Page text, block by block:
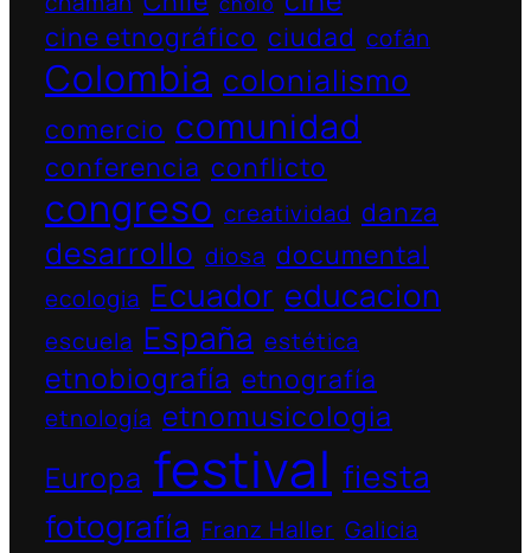
cine etnográfico ciudad cofán
Colombia colonialismo
comercio comunidad
conferencia conflicto
congreso creatividad danza
desarrollo diosa documental
ecologia Ecuador educacion
escuela España estética
etnobiografía etnografía
etnología etnomusicologia
Europa festival fiesta
fotografía Franz Haller Galicia